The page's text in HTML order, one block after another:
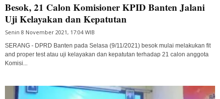
Besok, 21 Calon Komisioner KPID Banten Jalani
Uji Kelayakan dan Kepatutan
Senin 8 November 2021, 17:04 WIB
SERANG - DPRD Banten pada Selasa (9/11/2021) besok mulai melakukan fit
and proper test atau uji kelayakan dan kepatutan terhadap 21 calon anggota
Komisi...